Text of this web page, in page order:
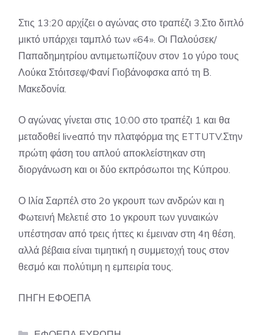
Στις 13:20 αρχίζει ο αγώνας στο τραπέζι 3.Στο διπλό
μικτό υπάρχει ταμπλό των «64». Οι Παλούσεκ/
Παπαδημητρίου αντιμετωπίζουν στον 1ο γύρο τους
Λούκα Στόιτσεφ/Φανί Γιοβάνοφσκα από τη Β.
Μακεδονία.
Ο αγώνας γίνεται στις 10:00 στο τραπέζι 1 και θα
μεταδοθεί liveαπό την πλατφόρμα της ETTUTV.Στην
πρώτη φάση του απλού αποκλείστηκαν στη
διοργάνωση και οι δύο εκπρόσωποι της Κύπρου.
Ο Ιλία Σαρπέλ στο 2ο γκρουπ των ανδρών και η
Φωτεινή Μελετιέ στο 1ο γκρουπ των γυναικών
υπέστησαν από τρεις ήττες κι έμειναν στη 4η θέση,
αλλά βέβαια είναι τιμητική η συμμετοχή τους στον
θεσμό και πολύτιμη η εμπειρία τους.
ΠΗΓΗ ΕΦΟΕΠΑ